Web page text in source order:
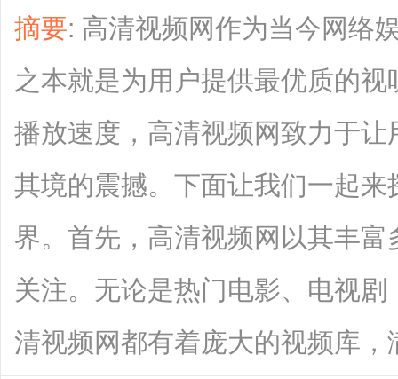
摘要: 高清视频网作为当今网络
之本就是为用户提供最优质的
播放速度，高清视频网致力于
其境的震撼。下面让我们一起
界。首先，高清视频网以其丰
关注。无论是热门电影、电视
清视频网都有着庞大的视频库